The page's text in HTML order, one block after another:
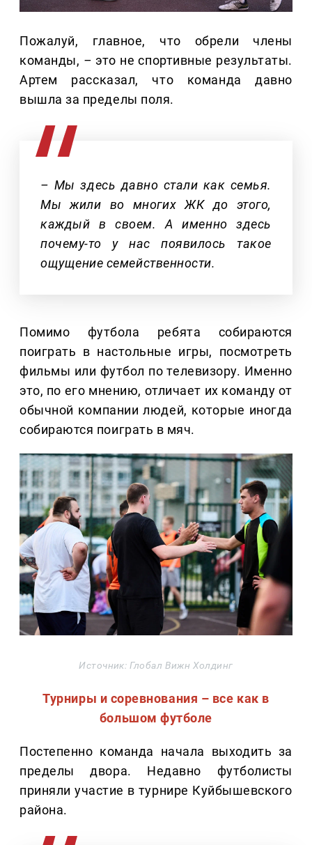
Пожалуй, главное, что обрели члены
команды, – это не спортивные результаты.
Артем рассказал, что команда давно
вышла за пределы поля.
– Мы здесь давно стали как семья.
Мы жили во многих ЖК до этого,
каждый в своем. А именно здесь
почему-то у нас появилось такое
ощущение семейственности.
Помимо футбола ребята собираются
поиграть в настольные игры, посмотреть
фильмы или футбол по телевизору. Именно
это, по его мнению, отличает их команду от
обычной компании людей, которые иногда
собираются поиграть в мяч.
Источник: Глобал Вижн Холдинг
Турниры и соревнования – все как в
большом футболе
Постепенно команда начала выходить за
пределы двора. Недавно футболисты
приняли участие в турнире Куйбышевского
района.